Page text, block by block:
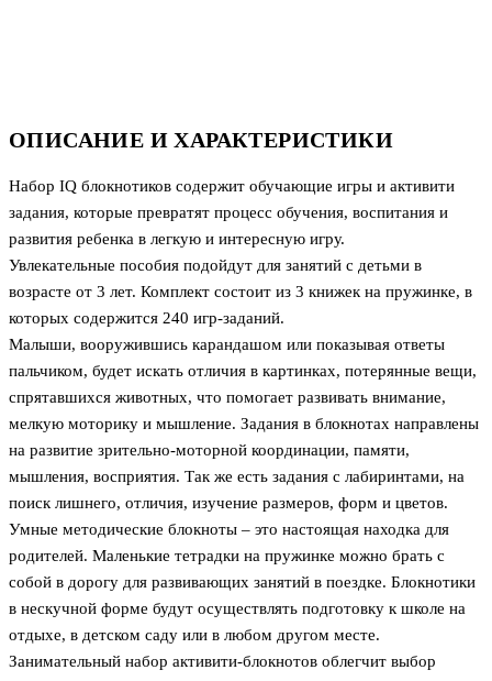
ОПИСАНИЕ И ХАРАКТЕРИСТИКИ
Набор IQ блокнотиков содержит обучающие игры и активити
задания, которые превратят процесс обучения, воспитания и
развития ребенка в легкую и интересную игру.
Увлекательные пособия подойдут для занятий с детьми в
возрасте от 3 лет. Комплект состоит из 3 книжек на пружинке, в
которых содержится 240 игр-заданий.
Малыши, вооружившись карандашом или показывая ответы
пальчиком, будет искать отличия в картинках, потерянные вещи,
спрятавшихся животных, что помогает развивать внимание,
мелкую моторику и мышление. Задания в блокнотах направлены
на развитие зрительно-моторной координации, памяти,
мышления, восприятия. Так же есть задания с лабиринтами, на
поиск лишнего, отличия, изучение размеров, форм и цветов.
Умные методические блокноты – это настоящая находка для
родителей. Маленькие тетрадки на пружинке можно брать с
собой в дорогу для развивающих занятий в поездке. Блокнотики
в нескучной форме будут осуществлять подготовку к школе на
отдыхе, в детском саду или в любом другом месте.
Занимательный набор активити-блокнотов облегчит выбор